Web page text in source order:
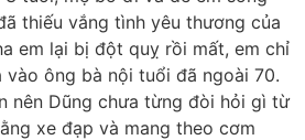
thiếu vắng tình yêu thương của
em lại bị đột quỵ rồi mất, em chỉ
ông bà nội tuổi đã ngoài 70.
nên Dũng chưa từng đòi hỏi gì từ
xe đạp và mang theo cơm